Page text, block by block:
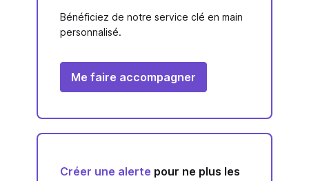
Bénéficiez de notre service clé en main
personnalisé.
Me faire accompagner
Créer une alerte pour ne plus les